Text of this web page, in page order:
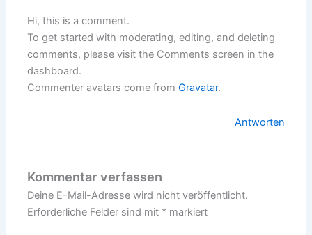
Hi, this is a comment.
To get started with moderating, editing, and deleting
comments, please visit the Comments screen in the
dashboard.
Commenter avatars come fromGravatar.
Antworten
Kommentar verfassen
Deine E-Mail-Adresse wird nicht veröffentlicht.
Erforderliche Felder sind mit * markiert